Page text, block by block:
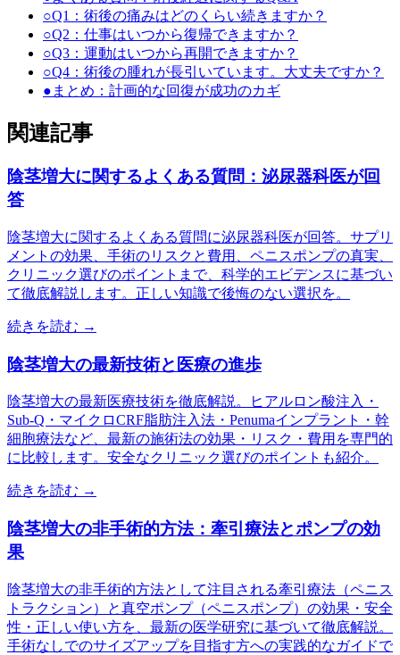
○Q1：術後の痛みはどのくらい続きますか？
○Q2：仕事はいつから復帰できますか？
○Q3：運動はいつから再開できますか？
○Q4：術後の腫れが長引いています。大丈夫ですか？
● まとめ：計画的な回復が成功のカギ
関連記事
陰茎増大に関するよくある質問：泌尿器科医が回
答
陰茎増大に関するよくある質問に泌尿器科医が回答。サプリ
メントの効果、手術のリスクと費用、ペニスポンプの真実、
クリニック選びのポイントまで、科学的エビデンスに基づい
て徹底解説します。正しい知識で後悔のない選択を。
続きを読む →
陰茎増大の最新技術と医療の進歩
陰茎増大の最新医療技術を徹底解説。ヒアルロン酸注入・
Sub-Q・マイクロCRF脂肪注入法・Penumaインプラント・幹
細胞療法など、最新の施術法の効果・リスク・費用を専門的
に比較します。安全なクリニック選びのポイントも紹介。
続きを読む →
陰茎増大の非手術的方法：牽引療法とポンプの効
果
陰茎増大の非手術的方法として注目される牽引療法（ペニス
トラクション）と真空ポンプ（ペニスポンプ）の効果・安全
性・正しい使い方を、最新の医学研究に基づいて徹底解説。
手術なしでのサイズアップを目指す方への実践的なガイドで